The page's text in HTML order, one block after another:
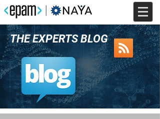
THE EXPERTS BLOG